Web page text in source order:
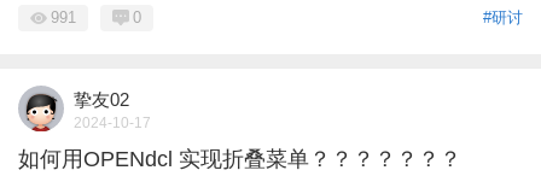
#研讨
991 0
挚友02
2024-10-17
如何用OPENdcl 实现折叠菜单？？？？？？？